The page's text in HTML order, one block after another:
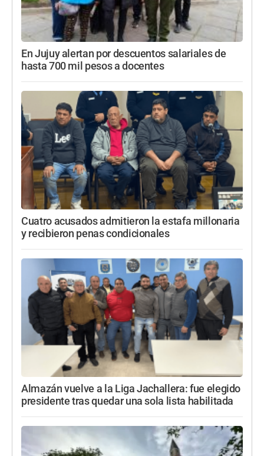
En Jujuy alertan por descuentos salariales de
hasta 700 mil pesos a docentes
Cuatro acusados admitieron la estafa millonaria
y recibieron penas condicionales
Almazán vuelve a la Liga Jachallera: fue elegido
presidente tras quedar una sola lista habilitada